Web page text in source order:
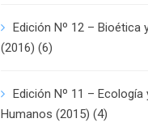
Edición Nº 12 – Bioética
(2016) (6)
Edición Nº 11 – Ecología
Humanos (2015) (4)